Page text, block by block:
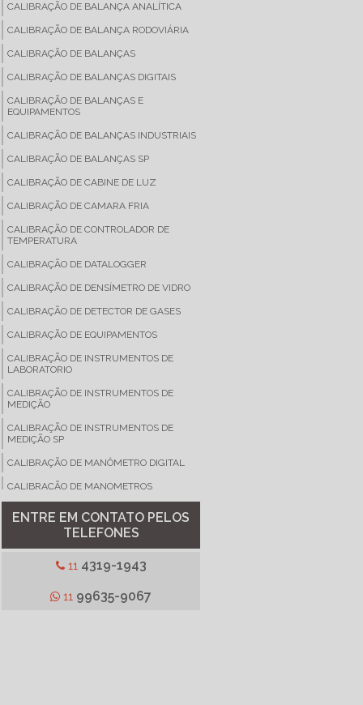
CALIBRAÇÃO DE BALANÇA ANALÍTICA
CALIBRAÇÃO DE BALANÇA RODOVIÁRIA
CALIBRAÇÃO DE BALANÇAS
CALIBRAÇÃO DE BALANÇAS DIGITAIS
CALIBRAÇÃO DE BALANÇAS E
EQUIPAMENTOS
CALIBRAÇÃO DE BALANÇAS INDUSTRIAIS
CALIBRAÇÃO DE BALANÇAS SP
CALIBRAÇÃO DE CABINE DE LUZ
CALIBRAÇÃO DE CAMARA FRIA
CALIBRAÇÃO DE CONTROLADOR DE
TEMPERATURA
CALIBRAÇÃO DE DATALOGGER
CALIBRAÇÃO DE DENSÍMETRO DE VIDRO
CALIBRAÇÃO DE DETECTOR DE GASES
CALIBRAÇÃO DE EQUIPAMENTOS
CALIBRAÇÃO DE INSTRUMENTOS DE
LABORATORIO
CALIBRAÇÃO DE INSTRUMENTOS DE
MEDIÇÃO
CALIBRAÇÃO DE INSTRUMENTOS DE
MEDIÇÃO SP
CALIBRAÇÃO DE MANÔMETRO DIGITAL
CALIBRAÇÃO DE MANOMETROS
CALIBRAÇÃO DE MEDIDORES
CALIBRAÇÃO DE MEGÔMETRO
CALIBRAÇÃO DE PHMETRO
ENTRE EM CONTATO PELOS
TELEFONES
11 4319-1943
11 99635-9067